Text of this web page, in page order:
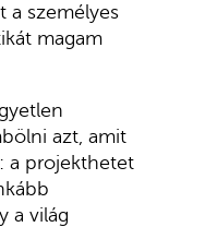
a személyes
magam
azt, amit
a projekthetet
a világ